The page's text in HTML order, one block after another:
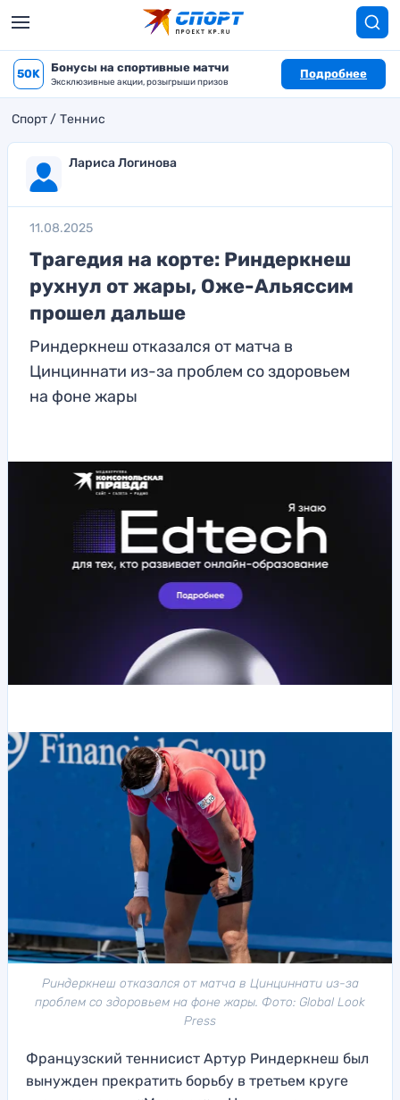
50K Бонусы на спортивные матчи
Эксклюзивные акции, розыгрыши призов
Подробнее
Спорт Теннис
Лариса Логинова
11.08.2025
Трагедия на корте: Риндеркнеш
рухнул от жары, Оже-Альяссим
прошел дальше
Риндеркнеш отказался от матча в
Цинциннати из-за проблем со здоровьем
на фоне жары
Риндеркнеш отказался от матча в Цинциннати из-за
проблем со здоровьем на фоне жары. Фото: Global Look
Press
Французский теннисист Артур Риндеркнеш был
вынужден прекратить борьбу в третьем круге